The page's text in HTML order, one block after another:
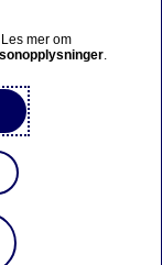
mer om
.